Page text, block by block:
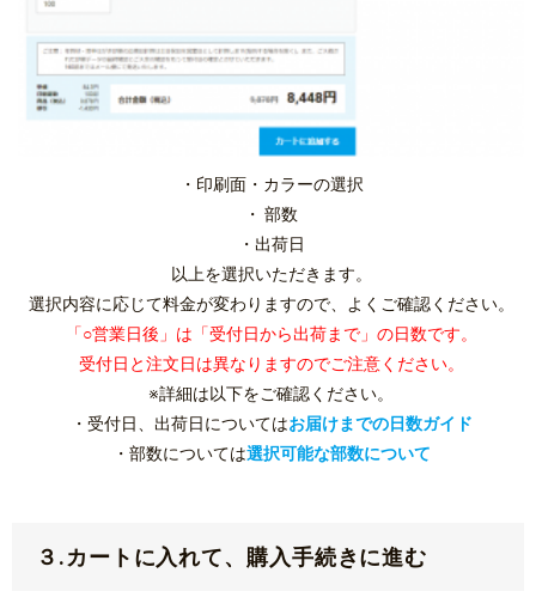
・印刷面・カラーの選択
・ 部数
・出荷日
以上を選択いただきます。
選択内容に応じて料金が変わりますので、よくご確認ください。
「○営業日後」は「受付日から出荷まで」の日数です。
受付日と注文日は異なりますのでご注意ください。
※詳細は以下をご確認ください。
・受付日、出荷日についてはお届けまでの日数ガイド
・部数については選択可能な部数について
３.カートに入れて、購入手続きに進む